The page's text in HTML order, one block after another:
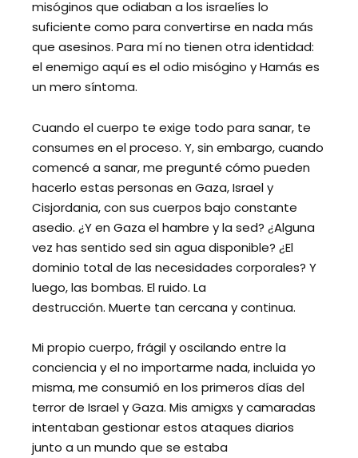
misóginos que odiaban a los israelíes lo
suficiente como para convertirse en nada más
que asesinos. Para mí no tienen otra identidad:
el enemigo aquí es el odio misógino y Hamás es
un mero síntoma.
Cuando el cuerpo te exige todo para sanar, te
consumes en el proceso. Y, sin embargo, cuando
comencé a sanar, me pregunté cómo pueden
hacerlo estas personas en Gaza, Israel y
Cisjordania, con sus cuerpos bajo constante
asedio. ¿Y en Gaza el hambre y la sed? ¿Alguna
vez has sentido sed sin agua disponible? ¿El
dominio total de las necesidades corporales? Y
luego, las bombas. El ruido. La
destrucción. Muerte tan cercana y continua.
Mi propio cuerpo, frágil y oscilando entre la
conciencia y el no importarme nada, incluida yo
misma, me consumió en los primeros días del
terror de Israel y Gaza. Mis amigxs y camaradas
intentaban gestionar estos ataques diarios
junto a un mundo que se estaba